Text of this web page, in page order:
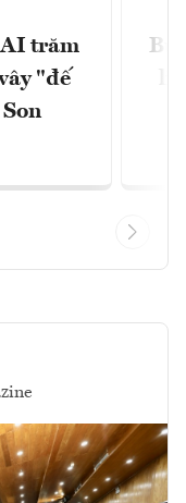
AI trăm
"đế